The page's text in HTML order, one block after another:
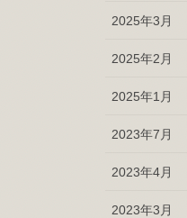
2025年3月
2025年2月
2025年1月
2023年7月
2023年4月
2023年3月